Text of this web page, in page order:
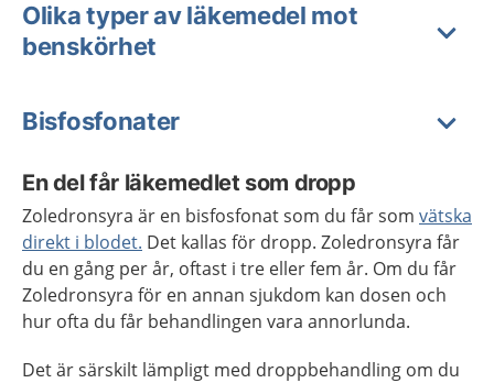
Olika typer av läkemedel mot
benskörhet
Bisfosfonater
En del får läkemedlet som dropp
Zoledronsyra är en bisfosfonat som du får som vätska
direkt i blodet. Det kallas för dropp. Zoledronsyra får
du en gång per år, oftast i tre eller fem år. Om du får
Zoledronsyra för en annan sjukdom kan dosen och
hur ofta du får behandlingen vara annorlunda.
Det är särskilt lämpligt med droppbehandling om du